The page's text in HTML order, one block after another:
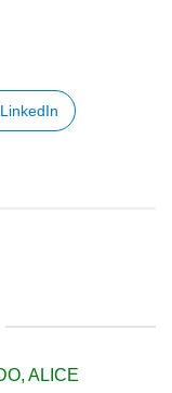
LinkedIn